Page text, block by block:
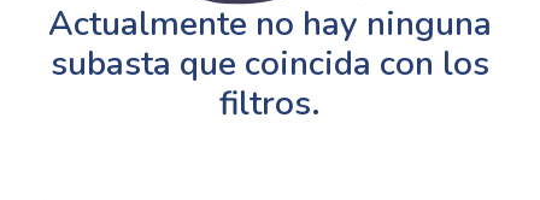
Actualmente no hay ninguna
subasta que coincida con los
filtros.